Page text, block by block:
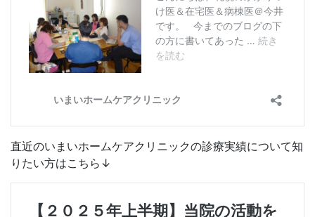
直近のいまいホームケアクリニックの診療実績について知
りたい方はこちら↓